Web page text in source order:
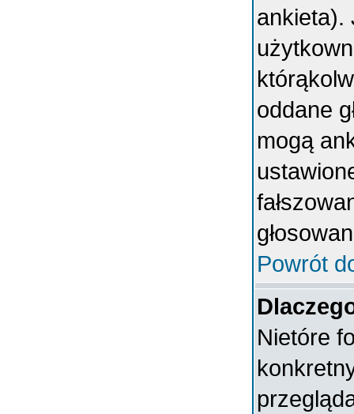
ankieta).
oddane
mogą
Powrót
Nietóre